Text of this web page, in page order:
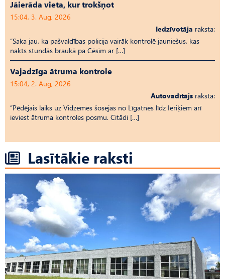
Jāierāda vieta, kur trokšņot
15:04, 3. Aug, 2026
Iedzīvotāja raksta:
“Saka jau, ka pašvaldības policija vairāk kontrolē jauniešus, kas
nakts stundās braukā pa Cēsīm ar […]
Vajadzīga ātruma kontrole
15:04, 2. Aug, 2026
Autovadītājs raksta:
“Pēdējais laiks uz Vid­ze­mes šosejas no Līgatnes līdz Ieriķiem arī
ieviest ātruma kontroles posmu. Citādi […]
Lasītākie raksti